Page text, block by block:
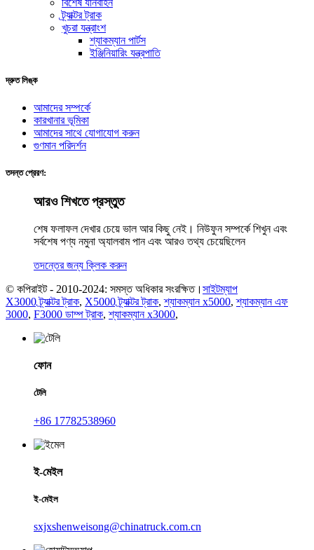
ট্র্যাক্টর ট্রাক
খুচরা যন্ত্রাংশ
শ্যাকম্যান পার্টস
ইঞ্জিনিয়ারিং যন্ত্রপাতি
দ্রুত লিঙ্ক
আমাদের সম্পর্কে
কারখানার ভূমিকা
আমাদের সাথে যোগাযোগ করুন
গুণমান পরিদর্শন
তদন্ত প্রেরণ:
আরও শিখতে প্রস্তুত
শেষ ফলাফল দেখার চেয়ে ভাল আর কিছু নেই। নিউফুন সম্পর্কে শিখুন এবং
সর্বশেষ পণ্য নমুনা অ্যালবাম পান এবং আরও তথ্য চেয়েছিলেন
তদন্তের জন্য ক্লিক করুন
© কপিরাইট - 2010-2024: সমস্ত অধিকার সংরক্ষিত। সাইটম্যাপ
X3000 ট্র্যাক্টর ট্রাক, X5000 ট্র্যাক্টর ট্রাক,শ্যাকম্যান x5000,শ্যাকম্যান এফ
3000, F3000 ডাম্প ট্রাক,শ্যাকম্যান x3000,
ফোন
টেলি
+86 17782538960
ই-মেইল
ই-মেইল
sxjxshenweisong@chinatruck.com.cn